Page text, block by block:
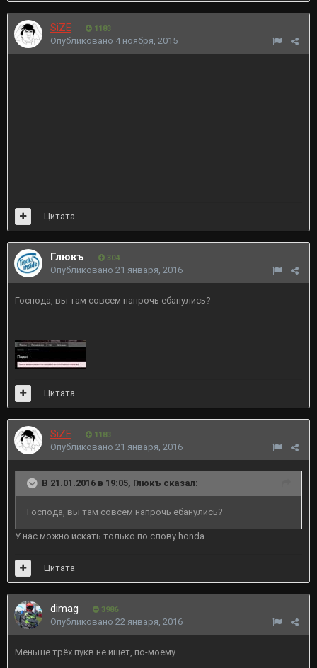
SiZE 1183
Опубликовано 4 ноября, 2015
Цитата
Глюкъ 304
Опубликовано 21 января, 2016
Господа, вы там совсем напрочь ебанулись?
Цитата
SiZE 1183
Опубликовано 21 января, 2016
В 21.01.2016 в 19:05, Глюкъ сказал:
Господа, вы там совсем напрочь ебанулись?
У нас можно искать только по слову honda
Цитата
dimag 3986
Опубликовано 22 января, 2016
Меньше трёх пукв не ищет, по-моему....